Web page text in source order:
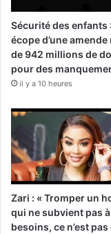
Sécurité des enfants
écope d’une
de 942 millions de
pour des
il y a 10 heures
Zari : « Tromper un
qui ne subvient pas
besoins, ce n’est pas